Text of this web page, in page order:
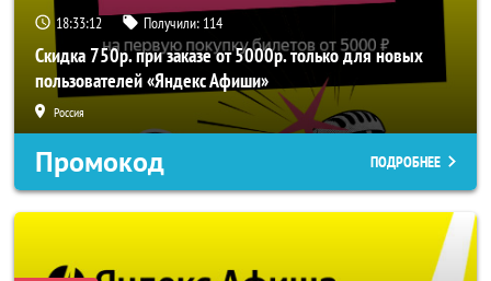
18:33:11 Получили: 114
Скидка 750р. при заказе от 5000р. только для новых
пользователей «Яндекс Афиши»
Россия
Промокод ПОДРОБНЕЕ